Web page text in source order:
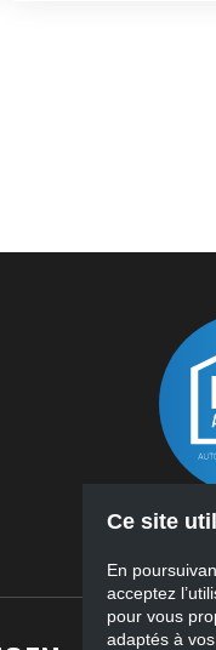
Ce site
En
acceptez
pour vous
adaptés à